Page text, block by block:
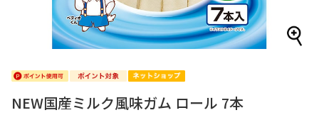
NEW国産ミルク風味ガム ロール 7本